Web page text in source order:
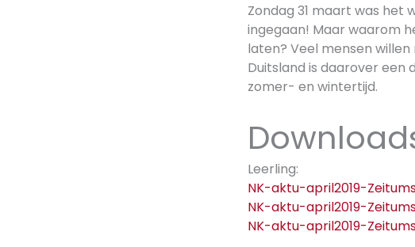
Zondag 31 maart was het
ingegaan! Maar waarom
laten? Veel mensen
Duitsland is daarover een
zomer- en wintertijd.
Leerling:
NK-aktu-april2019-
NK-aktu-april2019-
NK-aktu-april2019-